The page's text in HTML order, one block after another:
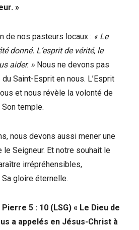
»
de nos pasteurs locaux : « Le
donné. L’esprit de vérité, le
aider. » Nous ne devons pas
Saint-Esprit en nous. L’Esprit
et nous révèle la volonté de
temple.
nous devons aussi mener une
Seigneur. Et notre souhait le
irrépréhensibles,
gloire éternelle.
Pierre 5 : 10 (LSG) « Le Dieu de
a appelés en Jésus-Christ à